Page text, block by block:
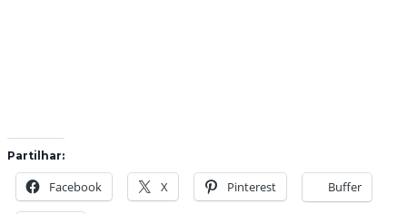
Partilhar:
Facebook X Pinterest Buffer